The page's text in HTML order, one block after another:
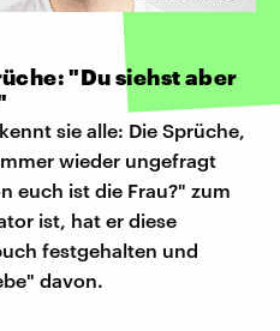
"Du siehst aber
sie alle: Die Sprüche,
wieder ungefragt
euch ist die Frau?" zum
ist, hat er diese
festgehalten und
davon.